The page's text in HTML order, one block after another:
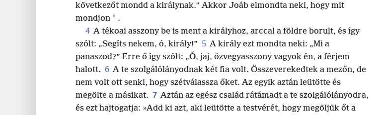
következőt mondd a királynak.” Akkor Joáb elmondta neki, hogy mit
mondjon * .
4 A tékoai asszony be is ment a királyhoz, arccal a földre borult, és így
szólt: „Segíts nekem, ó, király!” 5 A király ezt mondta neki: „Mi a
panaszod?” Erre ő így szólt: „Ó, jaj, özvegyasszony vagyok én, a férjem
halott. 6 A te szolgálólányodnak két fia volt. Összeverekedtek a mezőn, de
nem volt ott senki, hogy szétválassza őket. Az egyik aztán leütötte és
megölte a másikat. 7 Aztán az egész család rátámadt a te szolgálólányodra,
és ezt hajtogatja: »Add ki azt, aki leütötte a testvérét, hogy megöljük őt a